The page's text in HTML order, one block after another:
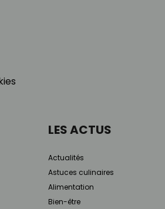
LES ACTUS
Actualités
Astuces culinaires
Alimentation
Bien-être